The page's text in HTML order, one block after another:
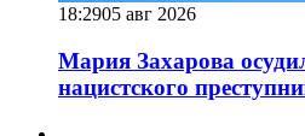
18:2905 авг 2026
Мария Захарова
нацистского